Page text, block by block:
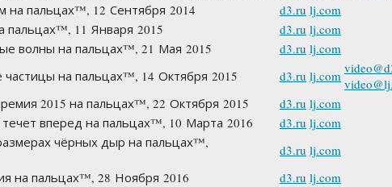
на пальцах™, 12 Сентября 2014
d3.ru lj.com
пальцах™, 11 Января 2015
d3.ru lj.com
волны на пальцах™, 21 Мая 2015
d3.ru lj.com
частицы на пальцах™, 14 Октября 2015
d3.ru lj.com
2015 на пальцах™, 22 Октября 2015
d3.ru lj.com
вперед на пальцах™, 10 Марта 2016
d3.ru lj.com
чёрных дыр на пальцах™,
d3.ru lj.com
на пальцах­™, 28 Ноября 2016
d3.ru lj.com